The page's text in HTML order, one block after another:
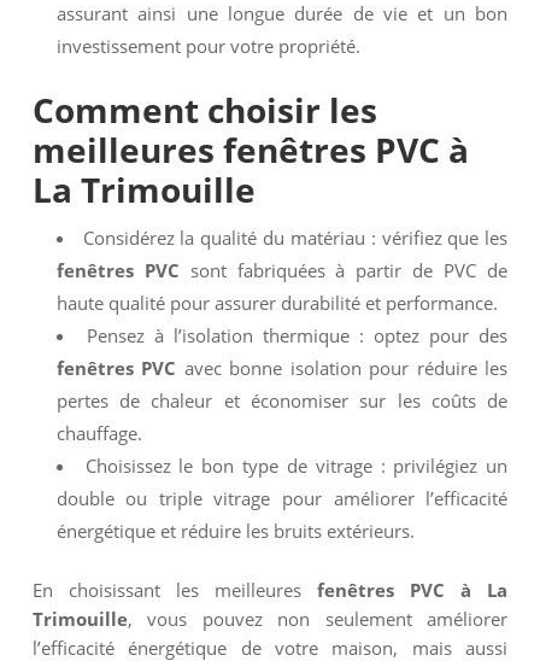
assurant ainsi une longue durée de vie et un bon
investissement pour votre propriété.
Comment choisir les
meilleures fenêtres PVC à
La Trimouille
Considérez la qualité du matériau : vérifiez que les
fenêtres PVC sont fabriquées à partir de PVC de
haute qualité pour assurer durabilité et performance.
Pensez à l’isolation thermique : optez pour des
fenêtres PVC avec bonne isolation pour réduire les
pertes de chaleur et économiser sur les coûts de
chauffage.
Choisissez le bon type de vitrage : privilégiez un
double ou triple vitrage pour améliorer l’efficacité
énergétique et réduire les bruits extérieurs.
En choisissant les meilleuresfenêtres PVC à La
Trimouille, vous pouvez non seulement améliorer
l’efficacité énergétique de votre maison, mais aussi